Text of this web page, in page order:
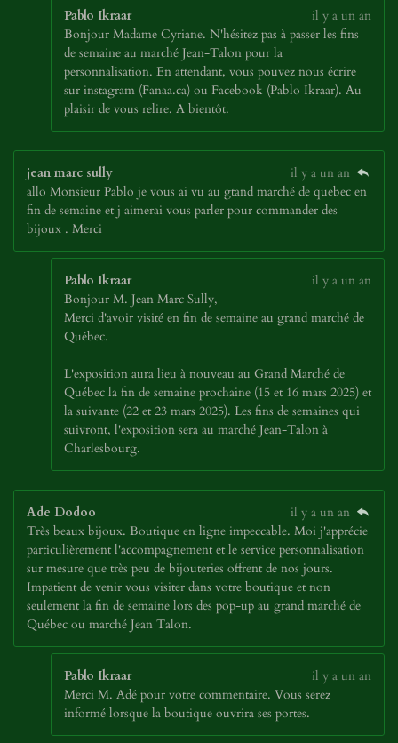
Pablo Ikraar
il y a un an
Bonjour Madame Cyriane. N'hésitez pas à passer les fins
de semaine au marché Jean-Talon pour la
personnalisation. En attendant, vous pouvez nous écrire
sur instagram (Fanaa.ca) ou Facebook (Pablo Ikraar). Au
plaisir de vous relire. A bientôt.
jean marc sully
il y a un an
allo Monsieur Pablo je vous ai vu au gtand marché de quebec en
fin de semaine et j aimerai vous parler pour commander des
bijoux . Merci
Pablo Ikraar
il y a un an
Bonjour M. Jean Marc Sully,
Merci d'avoir visité en fin de semaine au grand marché de
Québec.
L'exposition aura lieu à nouveau au Grand Marché de
Québec la fin de semaine prochaine (15 et 16 mars 2025) et
la suivante (22 et 23 mars 2025). Les fins de semaines qui
suivront, l'exposition sera au marché Jean-Talon à
Charlesbourg.
Ade Dodoo
il y a un an
Très beaux bijoux. Boutique en ligne impeccable. Moi j'apprécie
particulièrement l'accompagnement et le service personnalisation
sur mesure que très peu de bijouteries offrent de nos jours.
Impatient de venir vous visiter dans votre boutique et non
seulement la fin de semaine lors des pop-up au grand marché de
Québec ou marché Jean Talon.
Pablo Ikraar
il y a un an
Merci M. Adé pour votre commentaire. Vous serez
informé lorsque la boutique ouvrira ses portes.